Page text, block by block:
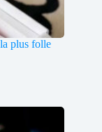
plus folle